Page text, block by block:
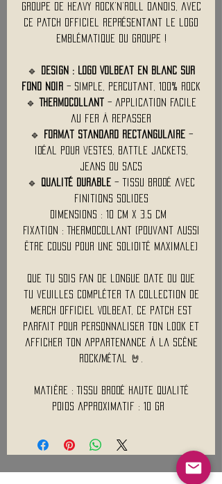
groupe de heavy rock’n’roll danois, avec
ce patch officiel représentant le logo
emblématique du groupe !
🔹
Design : Logo Volbeat en blanc sur
fond noir – simple, percutant, 100% rock
🔹
Thermocollant
– application facile
au fer à repasser
🔹
Format standard rectangulaire –
idéal pour vestes, battle jackets,
jeans ou sacs
🔹
Qualité durable – tissu brodé avec
finitions solides
Dimensions : 10 Cm x 3.5 Cm
Fixation : Thermocollant (pouvant aussi
être cousu pour une solidité maximale)
Que tu sois fan de longue date ou que
tu veuilles compléter ta collection de
merch officiel Volbeat, ce patch est
parfait pour personnaliser ton look et
afficher ton appartenance à la scène
rock/métal 🤘.
Matière : Tissu brodé haute qualité
Poids approximatif : 10 Gr